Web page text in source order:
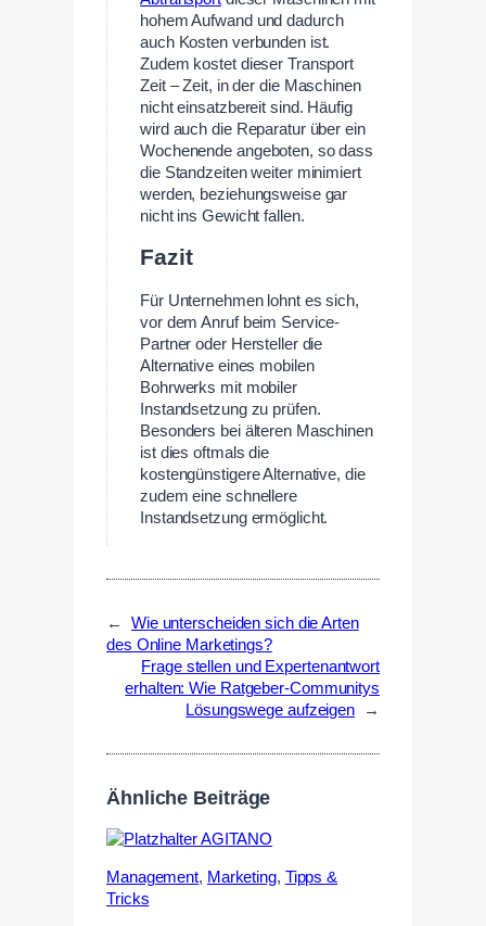
hohem Aufwand und dadurch
auch Kosten verbunden ist.
Zudem kostet dieser Transport
Zeit – Zeit, in der die Maschinen
nicht einsatzbereit sind. Häufig
wird auch die Reparatur über ein
Wochenende angeboten, so dass
die Standzeiten weiter minimiert
werden, beziehungsweise gar
nicht ins Gewicht fallen.
Fazit
Für Unternehmen lohnt es sich,
vor dem Anruf beim Service-
Partner oder Hersteller die
Alternative eines mobilen
Bohrwerks mit mobiler
Instandsetzung zu prüfen.
Besonders bei älteren Maschinen
ist dies oftmals die
kostengünstigere Alternative, die
zudem eine schnellere
Instandsetzung ermöglicht.
←
Wie unterscheiden sich die Arten
des Online Marketings?
Frage stellen und Expertenantwort
erhalten: Wie Ratgeber-Communitys
Lösungswege aufzeigen
→
Ähnliche Beiträge
Management, Marketing, Tipps &
Tricks